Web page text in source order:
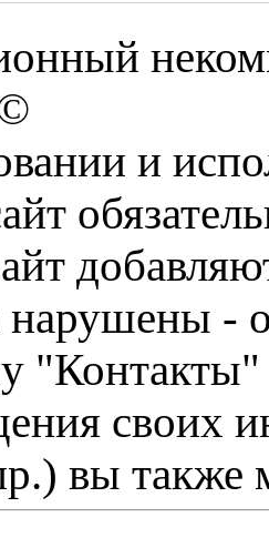
и
-
"Контакты"
своих
вы также